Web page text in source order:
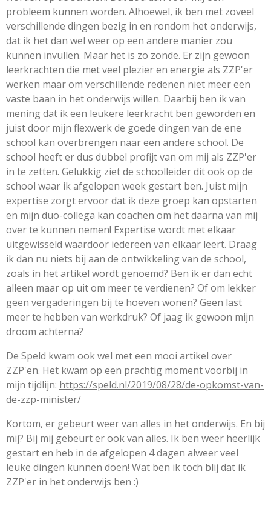
probleem kunnen worden. Alhoewel, ik ben met zoveel
verschillende dingen bezig in en rondom het onderwijs,
dat ik het dan wel weer op een andere manier zou
kunnen invullen. Maar het is zo zonde. Er zijn gewoon
leerkrachten die met veel plezier en energie als ZZP'er
werken maar om verschillende redenen niet meer een
vaste baan in het onderwijs willen. Daarbij ben ik van
mening dat ik een leukere leerkracht ben geworden en
juist door mijn flexwerk de goede dingen van de ene
school kan overbrengen naar een andere school. De
school heeft er dus dubbel profijt van om mij als ZZP'er
in te zetten. Gelukkig ziet de schoolleider dit ook op de
school waar ik afgelopen week gestart ben. Juist mijn
expertise zorgt ervoor dat ik deze groep kan opstarten
en mijn duo-collega kan coachen om het daarna van mij
over te kunnen nemen! Expertise wordt met elkaar
uitgewisseld waardoor iedereen van elkaar leert. Draag
ik dan nu niets bij aan de ontwikkeling van de school,
zoals in het artikel wordt genoemd? Ben ik er dan echt
alleen maar op uit om meer te verdienen? Of om lekker
geen vergaderingen bij te hoeven wonen? Geen last
meer te hebben van werkdruk? Of jaag ik gewoon mijn
droom achterna?
De Speld kwam ook wel met een mooi artikel over
ZZP'en. Het kwam op een prachtig moment voorbij in
mijn tijdlijn: https://speld.nl/2019/08/28/de-opkomst-van-
de-zzp-minister/
Kortom, er gebeurt weer van alles in het onderwijs. En bij
mij? Bij mij gebeurt er ook van alles. Ik ben weer heerlijk
gestart en heb in de afgelopen 4 dagen alweer veel
leuke dingen kunnen doen! Wat ben ik toch blij dat ik
ZZP'er in het onderwijs ben :)